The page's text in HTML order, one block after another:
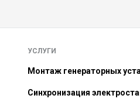
УСЛУГИ
Монтаж генераторных
Синхронизация